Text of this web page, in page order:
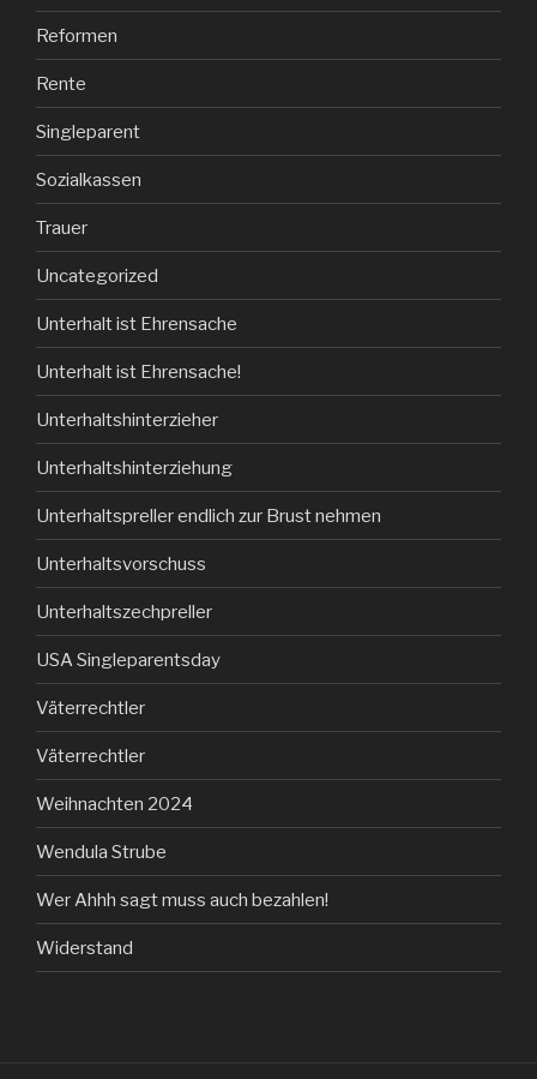
Reformen
Rente
Singleparent
Sozialkassen
Trauer
Uncategorized
Unterhalt ist Ehrensache
Unterhalt ist Ehrensache!
Unterhaltshinterzieher
Unterhaltshinterziehung
Unterhaltspreller endlich zur Brust nehmen
Unterhaltsvorschuss
Unterhaltszechpreller
USA Singleparentsday
Väterrechtler
Väterrechtler
Weihnachten 2024
Wendula Strube
Wer Ahhh sagt muss auch bezahlen!
Widerstand